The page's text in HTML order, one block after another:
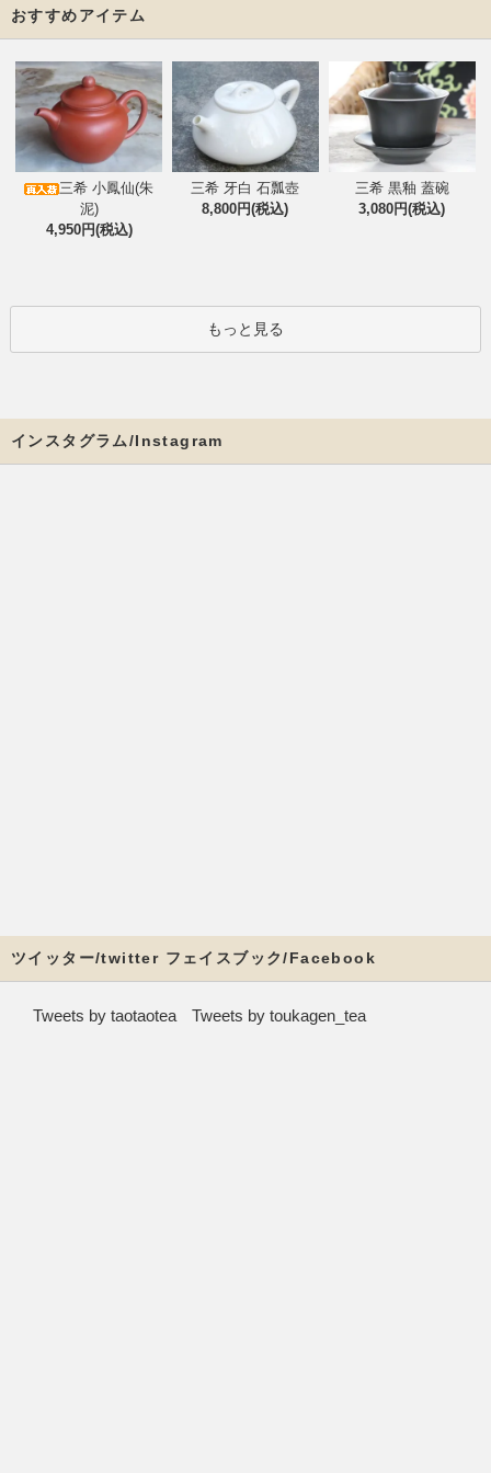
おすすめアイテム
三希 小鳳仙(朱
泥)
4,950円(税込)
三希 牙白 石瓢壺
8,800円(税込)
三希 黒釉 蓋碗
3,080円(税込)
もっと見る
インスタグラム/Instagram
ツイッター/twitter フェイスブック/Facebook
Tweets by taotaotea Tweets by toukagen_tea